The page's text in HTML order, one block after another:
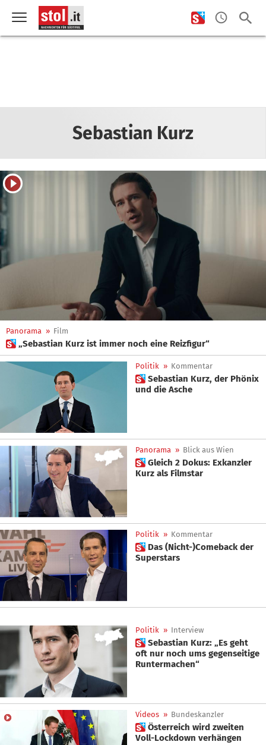
Sebastian Kurz
Panorama » Film
 „Sebastian Kurz ist immer noch eine Reizfigur“
Politik » Kommentar
 Sebastian Kurz, der Phönix
und die Asche
Panorama » Blick aus Wien
 Gleich 2 Dokus: Exkanzler
Kurz als Filmstar
Politik » Kommentar
 Das (Nicht-)Comeback der
Superstars
Politik » Interview
 Sebastian Kurz: „Es geht
oft nur noch ums gegenseitige
Runtermachen“
Videos » Bundeskanzler
 Österreich wird zweiten
Voll-Lockdown verhängen